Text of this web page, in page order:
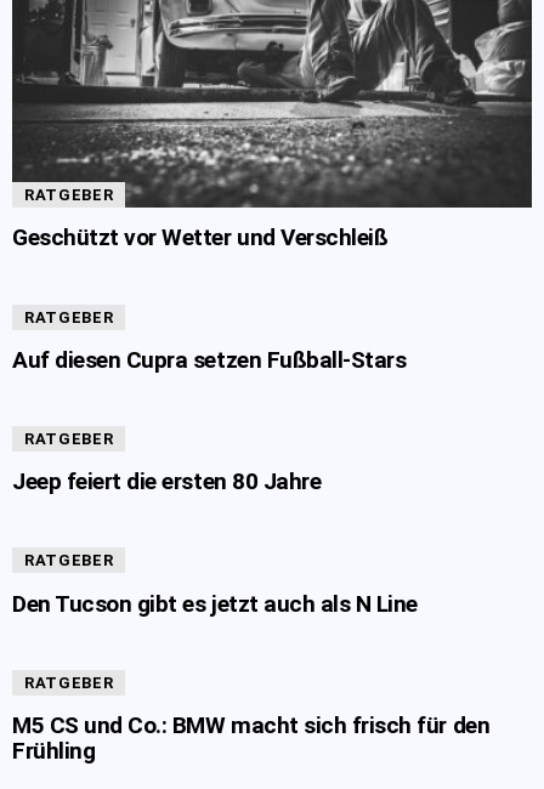
RATGEBER
Geschützt vor Wetter und Verschleiß
RATGEBER
Auf diesen Cupra setzen Fußball-Stars
RATGEBER
Jeep feiert die ersten 80 Jahre
RATGEBER
Den Tucson gibt es jetzt auch als N Line
RATGEBER
M5 CS und Co.: BMW macht sich frisch für den
Frühling